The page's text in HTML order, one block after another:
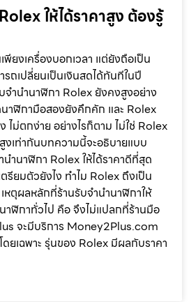
ให้ได้ราคาสูง ต้องรู้
พียงเครื่องบอกเวลา แต่ยังถือเป็น
ถเปลี่ยนเป็นเงินสดได้ทันทีในปี
ำนำนาฬิกา Rolex ยังคงสูงอย่าง
าฬิกามือสองยังคึกคัก และ Rolex
ไม่ตกง่าย อย่างไรก็ตาม ไม่ใช่ Rolex
งเท่ากันบทความนี้จะอธิบายแบบ
นำนาฬิกา Rolex ให้ได้ราคาดีที่สุด
ตรียมตัวยังไง ทำไม Rolex ถึงเป็น
หตุผลหลักที่ร้านรับจำนำนาฬิกาให้
าฬิกาทั่วไป คือ จึงไม่แปลกที่ร้านมือ
จะมีบริการ Money2Plus.com
ยเฉพาะ รุ่นของ Rolex มีผลกับราคา